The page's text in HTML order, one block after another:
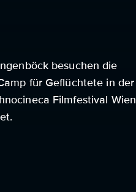
besuchen die
für Geflüchtete in der
Filmfestival Wien